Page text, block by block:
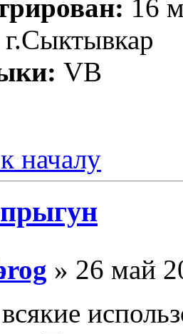
16
г.Сыктывкар
VB
началу
» 26 май